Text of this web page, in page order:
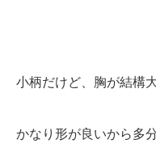
小柄だけど、胸が結構大
かなり形が良いから多